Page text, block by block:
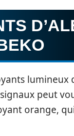
lumineux
peut
orange,